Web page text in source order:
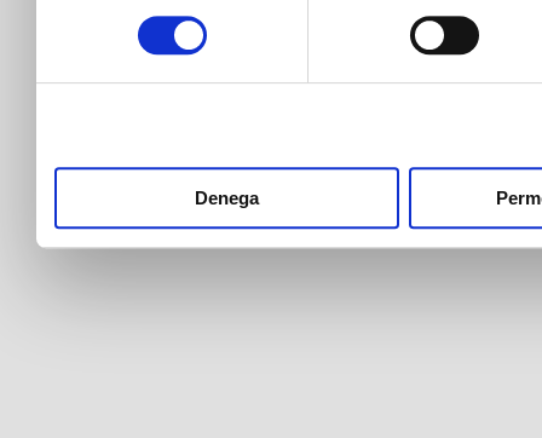
consentiment
Denega